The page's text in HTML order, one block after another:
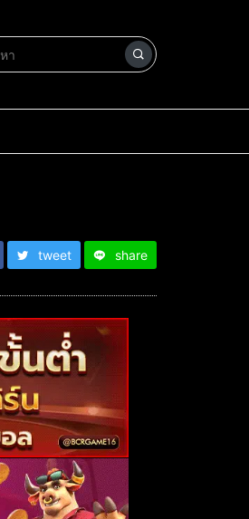
tweet share